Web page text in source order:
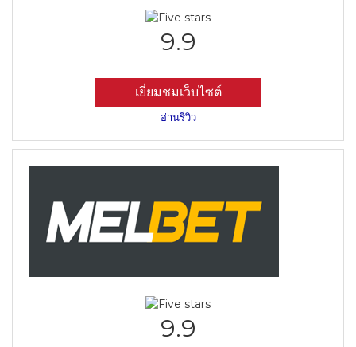
9.9
เยี่ยมชมเว็บไซต์
อ่านรีวิว
9.9